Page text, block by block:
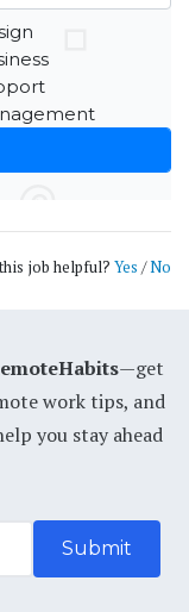
job helpful? Yes /No
—get
work tips, and
you stay ahead